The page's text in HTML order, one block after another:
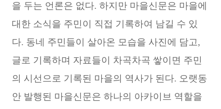
을 두는 언론은 없다. 하지만 마을신문은 마을에
대한 소식을 주민이 직접 기록하여 남길 수 있
다. 동네 주민들이 살아온 모습을 사진에 담고,
글로 기록하며 자료들이 차곡차곡 쌓이면 주민
의 시선으로 기록된 마을의 역사가 된다. 오랫동
안 발행된 마을신문은 하나의 아카이브 역할을